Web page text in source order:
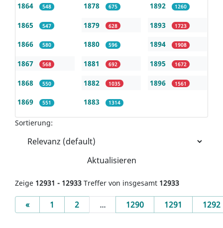
1864 548
1865 547
1866 580
1867 568
1868 550
1869 551
1878 675
1879 628
1880 596
1881 692
1882 1035
1883 1314
1892 1260
1893 1723
1894 1908
1895 1672
1896 1561
Sortierung:
Aktualisieren
Zeige 12931 - 12933 Treffer von insgesamt 12933
«Previous
1 2 ... 1290 1291 1292